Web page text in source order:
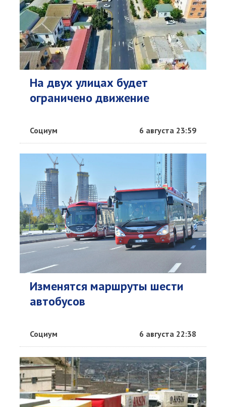
На двух улицах будет
ограничено движение
Социум 6 августа 23:59
Изменятся маршруты шести
автобусов
Социум 6 августа 22:38